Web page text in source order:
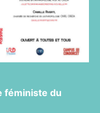
féministe du